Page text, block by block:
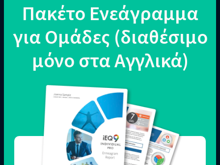
Πακέτο Ενεάγραμμα
για Ομάδες (διαθέσιμο
μόνο στα Αγγλικά)